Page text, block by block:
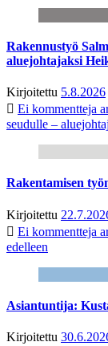
Rakennustyö
aluejohtajaksi
Kirjoitettu 5.8.2026
Ei kommentteja
seudulle –
Rakentamisen
Kirjoitettu
Ei kommentteja
edelleen
Asiantuntija:
Kirjoitettu